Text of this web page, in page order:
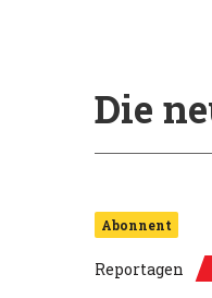
Die
Abonnent
Reportagen